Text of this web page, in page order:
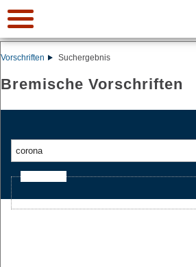
Vorschriften Suchergebnis
Bremische Vorschriften